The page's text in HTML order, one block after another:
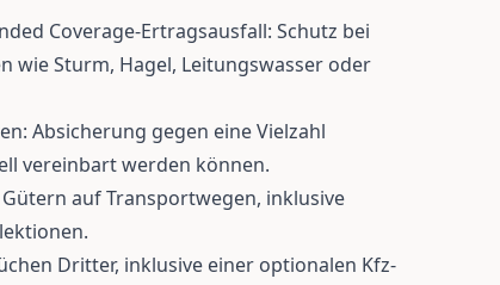
Coverage-Ertragsausfall: Schutz bei
wie Sturm, Hagel, Leitungswasser oder
Absicherung gegen eine Vielzahl
vereinbart werden können.
auf Transportwegen, inklusive
Dritter, inklusive einer optionalen Kfz-